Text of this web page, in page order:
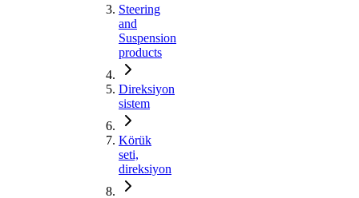
Steering
and
Suspension
products
Direksiyon
sistem
Körük
seti,
direksiyon